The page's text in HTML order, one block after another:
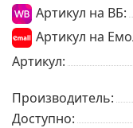
Артикул на ВБ:
Артикул на
Артикул:
Производитель:
Доступно: